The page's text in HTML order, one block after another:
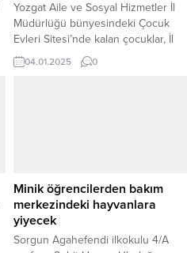
Yozgat Aile ve Sosyal Hizmetler İl
Müdürlüğü bünyesindeki Çocuk
Evleri Sitesi’nde kalan çocuklar, İl
Jandarma Komutanlığı personeliyle
düzenlenen futbol maçında bir
mensupları sahaya çıkarak, sporun
keyfini...
04.01.2025 0
Minik öğrencilerden bakım
merkezindeki hayvanlara
yiyecek
Sorgun Agahefendi ilkokulu 4/A